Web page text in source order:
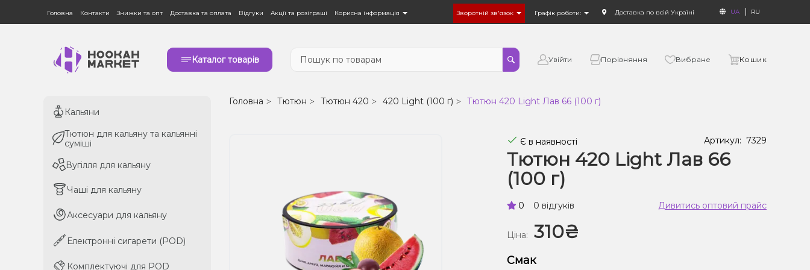
Головна Контакти Знижки та опт Доставка та оплата Відгуки Акції та розіграші Корисна інформація Зворотній зв'язок Графік роботи: Доставка по всій Україні UA RU
Каталог товарів Увійти Порівняння Вибране Кошик
Кальяни
Тютюн для кальяну та кальянні
суміші
Вугілля для кальяну
Чаші для кальяну
Аксесуари для кальяну
Електронні сигарети (POD)
Комплектуючі для POD
Кальяни
Тютюн для кальяну та кальянні
суміші
Вугілля для кальяну
Чаші для кальяну
Аксесуари для кальяну
Електронні сигарети (POD)
Комплектуючі для POD
Головна Тютюн Тютюн 420 420 Light (100 г) Тютюн 420 Light Лав 66 (100 г)
Є в наявності Артикул: 7329
Тютюн 420 Light Лав 66
(100 г)
0 0 відгуків Дивитись оптовий прайс
Ціна: 310₴
Смак